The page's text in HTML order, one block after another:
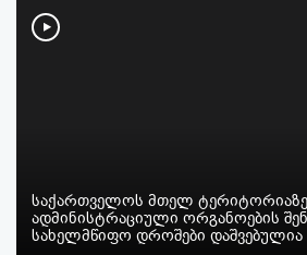
საქართველოს მთელ ტერიტორიაზე
ადმინისტრაციული ორგანოების
სახელმწიფო დროშები დაშვებულია